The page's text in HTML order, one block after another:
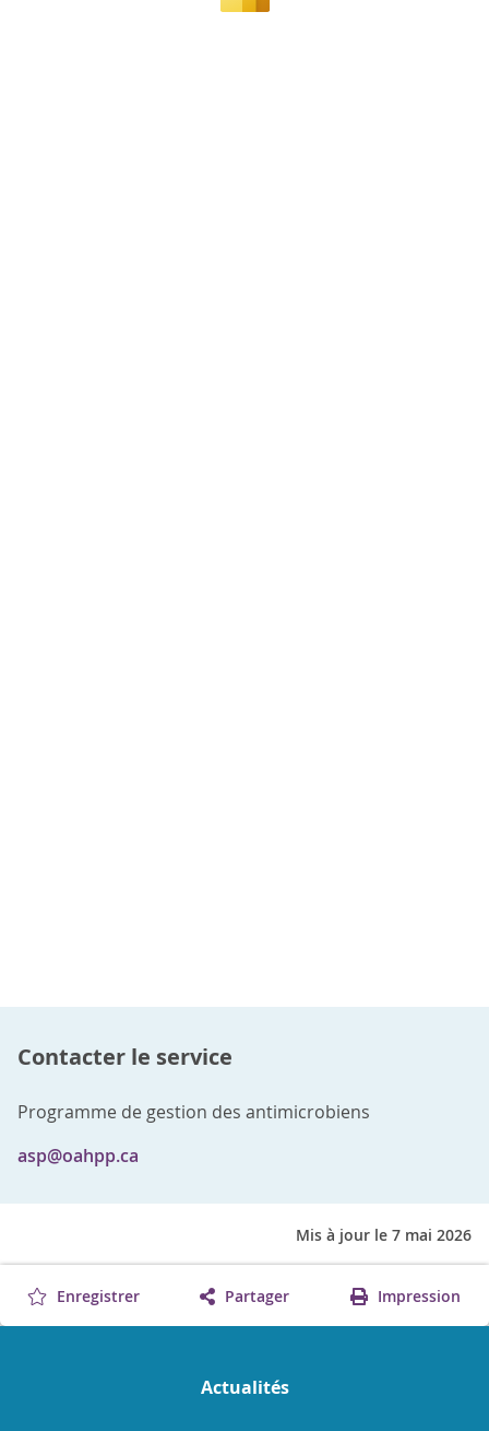
Contacter le service
Programme de gestion des antimicrobiens
asp@oahpp.ca
Mis à jour le 7 mai 2026
Enregistrer Partager Impression
Actualités